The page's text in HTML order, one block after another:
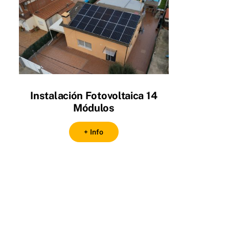
Instalación Fotovoltaica 14
Módulos
+ Info